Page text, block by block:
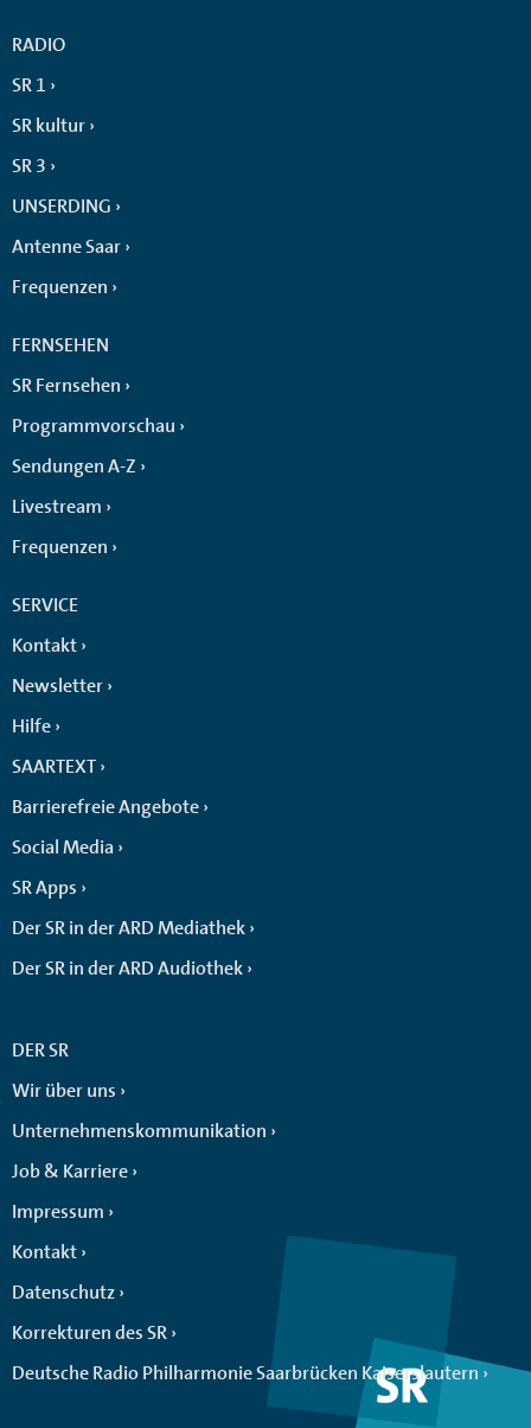
RADIO
SR 1
SR kultur
SR 3
UNSERDING
Antenne Saar
Frequenzen
FERNSEHEN
SR Fernsehen
Programmvorschau
Sendungen A-Z
Livestream
Frequenzen
SERVICE
Kontakt
Newsletter
Hilfe
SAARTEXT
Barrierefreie Angebote
Social Media
SR Apps
Der SR in der ARD Mediathek
Der SR in der ARD Audiothek
DER SR
Wir über uns
Unternehmenskommunikation
Job & Karriere
Impressum
Kontakt
Datenschutz
Korrekturen des SR
Deutsche Radio Philharmonie Saarbrücken Kaiserslautern